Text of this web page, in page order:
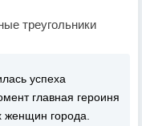
треугольники
успеха
главная героиня
женщин города.